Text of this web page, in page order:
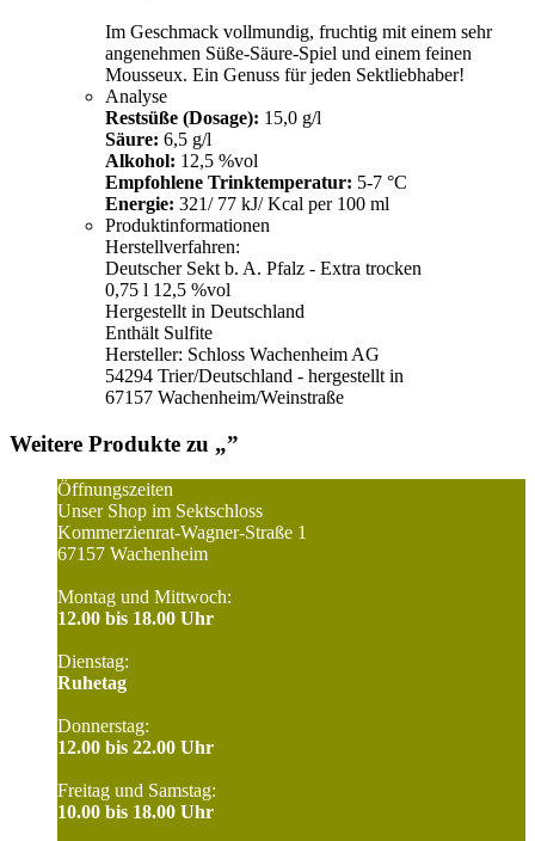
Im Geschmack vollmundig, fruchtig mit einem sehr
angenehmen Süße-Säure-Spiel und einem feinen
Mousseux. Ein Genuss für jeden Sektliebhaber!
Analyse
Restsüße (Dosage): 15,0 g/l
Säure: 6,5 g/l
Alkohol: 12,5 %vol
Empfohlene Trinktemperatur: 5-7 °C
Energie: 321/ 77 kJ/ Kcal per 100 ml
Produktinformationen
Herstellverfahren:
Deutscher Sekt b. A. Pfalz - Extra trocken
0,75 l 12,5 %vol
Hergestellt in Deutschland
Enthält Sulfite
Hersteller: Schloss Wachenheim AG
54294 Trier/Deutschland - hergestellt in
67157 Wachenheim/Weinstraße
Weitere Produkte zu „”
Öffnungszeiten
Unser Shop im Sektschloss
Kommerzienrat-Wagner-Straße 1
67157 Wachenheim
Montag und Mittwoch:
12.00 bis 18.00 Uhr
Dienstag:
Ruhetag
Donnerstag:
12.00 bis 22.00 Uhr
Freitag und Samstag:
10.00 bis 18.00 Uhr